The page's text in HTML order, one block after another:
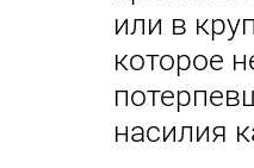
или в
которое
насилия